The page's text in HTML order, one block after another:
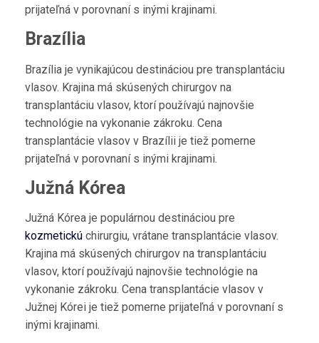
prijateľná v porovnaní s inými krajinami.
Brazília
Brazília je vynikajúcou destináciou pre transplantáciu
vlasov. Krajina má skúsených chirurgov na
transplantáciu vlasov, ktorí používajú najnovšie
technológie na vykonanie zákroku. Cena
transplantácie vlasov v Brazílii je tiež pomerne
prijateľná v porovnaní s inými krajinami.
Južná Kórea
Južná Kórea je populárnou destináciou pre
kozmetickú chirurgiu, vrátane transplantácie vlasov.
Krajina má skúsených chirurgov na transplantáciu
vlasov, ktorí používajú najnovšie technológie na
vykonanie zákroku. Cena transplantácie vlasov v
Južnej Kórei je tiež pomerne prijateľná v porovnaní s
inými krajinami.